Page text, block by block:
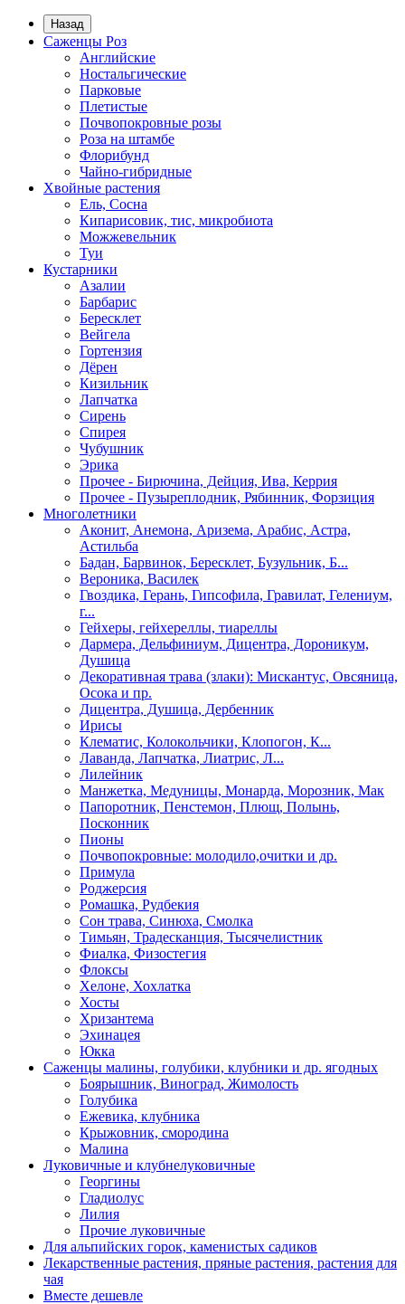
Назад
Саженцы Роз
Английские
Ностальгические
Парковые
Плетистые
Почвопокровные розы
Роза на штамбе
Флорибунд
Чайно-гибридные
Хвойные растения
Ель, Сосна
Кипарисовик, тис, микробиота
Можжевельник
Туи
Кустарники
Азалии
Барбарис
Бересклет
Вейгела
Гортензия
Дёрен
Кизильник
Лапчатка
Сирень
Спирея
Чубушник
Эрика
Прочее - Бирючина, Дейция, Ива, Керрия
Прочее - Пузыреплодник, Рябинник, Форзиция
Многолетники
Аконит, Анемона, Аризема, Арабис, Астра,
Астильба
Бадан, Барвинок, Бересклет, Бузульник, Б...
Вероника, Василек
Гвоздика, Герань, Гипсофила, Гравилат, Гелениум,
г...
Гейхеры, гейхереллы, тиареллы
Дармера, Дельфиниум, Дицентра, Дороникум,
Душица
Декоративная трава (злаки): Мискантус, Овсяница,
Осока и пр.
Дицентра, Душица, Дербенник
Ирисы
Клематис, Колокольчики, Клопогон, К...
Лаванда, Лапчатка, Лиатрис, Л...
Лилейник
Манжетка, Медуницы, Монарда, Морозник, Мак
Папоротник, Пенстемон, Плющ, Полынь,
Посконник
Пионы
Почвопокровные: молодило,очитки и др.
Примула
Роджерсия
Ромашка, Рудбекия
Сон трава, Синюха, Смолка
Тимьян, Традесканция, Тысячелистник
Фиалка, Физостегия
Флоксы
Хелоне, Хохлатка
Хосты
Хризантема
Эхинацея
Юкка
Саженцы малины, голубики, клубники и др. ягодных
Боярышник, Виноград, Жимолость
Голубика
Ежевика, клубника
Крыжовник, смородина
Малина
Луковичные и клубнелуковичные
Георгины
Гладиолус
Лилия
Прочие луковичные
Для альпийских горок, каменистых садиков
Лекарственные растения, пряные растения, растения для
чая
Вместе дешевле